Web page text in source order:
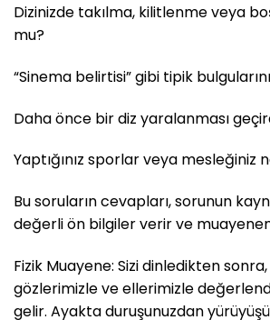
Dizinizde takılma, kilitlenme veya
mu?
“Sinema belirtisi” gibi tipik
Daha önce bir diz yaralanması
Yaptığınız sporlar veya mesleğiniz
Bu soruların cevapları, sorunun
değerli ön bilgiler verir ve
Fizik Muayene: Sizi dinledikten
gözlerimizle ve ellerimizle
gelir. Ayakta duruşunuzdan